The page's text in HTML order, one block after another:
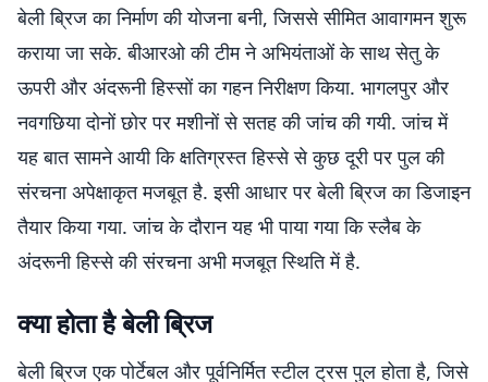
बेली ब्रिज का निर्माण की योजना बनी, जिससे सीमित आवागमन शुरू
कराया जा सके. बीआरओ की टीम ने अभियंताओं के साथ सेतु के
ऊपरी और अंदरूनी हिस्सों का गहन निरीक्षण किया. भागलपुर और
नवगछिया दोनों छोर पर मशीनों से सतह की जांच की गयी. जांच में
यह बात सामने आयी कि क्षतिग्रस्त हिस्से से कुछ दूरी पर पुल की
संरचना अपेक्षाकृत मजबूत है. इसी आधार पर बेली ब्रिज का डिजाइन
तैयार किया गया. जांच के दौरान यह भी पाया गया कि स्लैब के
अंदरूनी हिस्से की संरचना अभी मजबूत स्थिति में है.
क्या होता है बेली ब्रिज
बेली ब्रिज एक पोर्टेबल और पूर्वनिर्मित स्टील ट्रस पुल होता है, जिसे